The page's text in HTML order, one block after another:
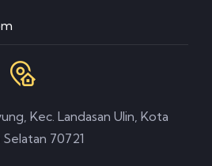
Kec. Landasan Ulin, Kota
70721